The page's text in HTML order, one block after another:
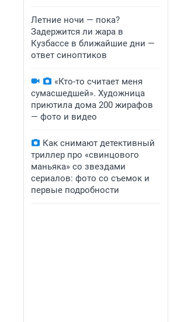
Летние ночи — пока?
Задержится ли жара в
Кузбассе в ближайшие дни —
ответ синоптиков
«Кто-то считает меня
сумасшедшей». Художница
приютила дома 200 жирафов
— фото и видео
Как снимают детективный
триллер про «свинцового
маньяка» со звездами
сериалов: фото со съемок и
первые подробности